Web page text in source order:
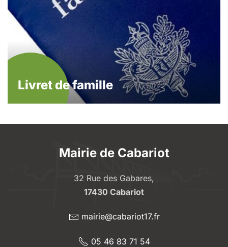
Livret de famille
Mairie de Cabariot
32 Rue des Gabares,
17430 Cabariot
mairie@cabariot17.fr
05 46 83 71 54